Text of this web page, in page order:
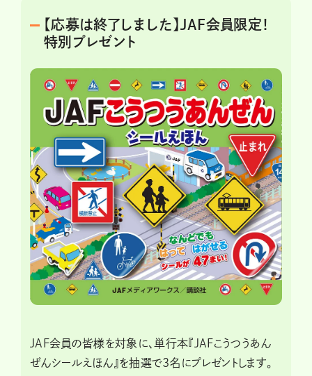
【応募は終了しました】JAF会員限定！
特別プレゼント
JAF会員の皆様を対象に、単行本『JAFこうつうあん
ぜんシールえほん』を抽選で3名にプレゼントします。